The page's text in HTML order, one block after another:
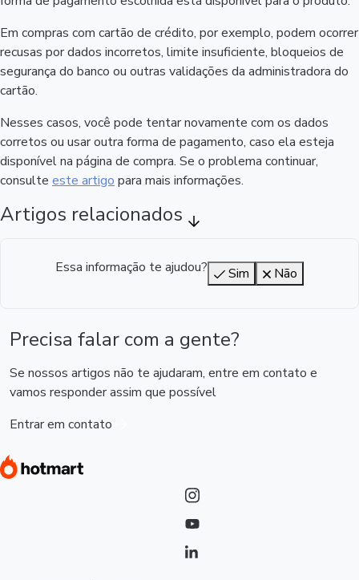
Em compras com cartão de crédito, por exemplo, podem ocorrer
recusas por dados incorretos, limite insuficiente, bloqueios de
segurança do banco ou outras validações da administradora do
cartão.
Nesses casos, você pode tentar novamente com os dados
corretos ou usar outra forma de pagamento, caso ela esteja
disponível na página de compra. Se o problema continuar,
consulte este artigo para mais informações.
Artigos relacionados
Essa informação te ajudou? Sim Não
Precisa falar com a gente?
Se nossos artigos não te ajudaram, entre em contato e
vamos responder assim que possível
Entrar em contato